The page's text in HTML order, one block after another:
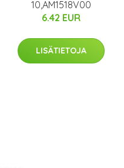
10,AM1518V00
6.42 EUR
LISÄTIETOJA